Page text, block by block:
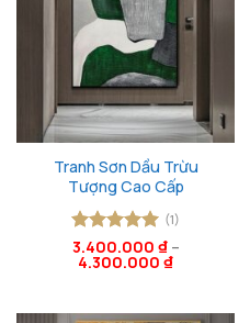
Tranh Sơn Dầu Trừu
Tượng Cao Cấp
Được xếp
hạng55
(1)
3.400.000 ₫–
4.300.000 ₫